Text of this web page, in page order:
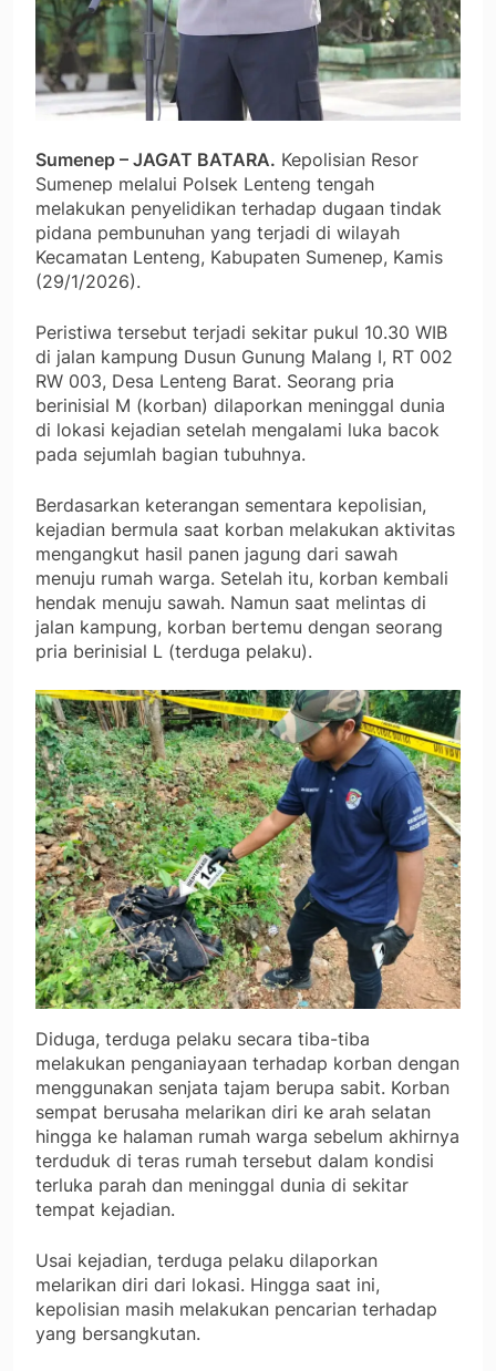
Sumenep – JAGAT BATARA. Kepolisian Resor
Sumenep melalui Polsek Lenteng tengah
melakukan penyelidikan terhadap dugaan tindak
pidana pembunuhan yang terjadi di wilayah
Kecamatan Lenteng, Kabupaten Sumenep, Kamis
(29/1/2026).
Peristiwa tersebut terjadi sekitar pukul 10.30 WIB
di jalan kampung Dusun Gunung Malang I, RT 002
RW 003, Desa Lenteng Barat. Seorang pria
berinisial M (korban) dilaporkan meninggal dunia
di lokasi kejadian setelah mengalami luka bacok
pada sejumlah bagian tubuhnya.
Berdasarkan keterangan sementara kepolisian,
kejadian bermula saat korban melakukan aktivitas
mengangkut hasil panen jagung dari sawah
menuju rumah warga. Setelah itu, korban kembali
hendak menuju sawah. Namun saat melintas di
jalan kampung, korban bertemu dengan seorang
pria berinisial L (terduga pelaku).
Diduga, terduga pelaku secara tiba-tiba
melakukan penganiayaan terhadap korban dengan
menggunakan senjata tajam berupa sabit. Korban
sempat berusaha melarikan diri ke arah selatan
hingga ke halaman rumah warga sebelum akhirnya
terduduk di teras rumah tersebut dalam kondisi
terluka parah dan meninggal dunia di sekitar
tempat kejadian.
Usai kejadian, terduga pelaku dilaporkan
melarikan diri dari lokasi. Hingga saat ini,
kepolisian masih melakukan pencarian terhadap
yang bersangkutan.